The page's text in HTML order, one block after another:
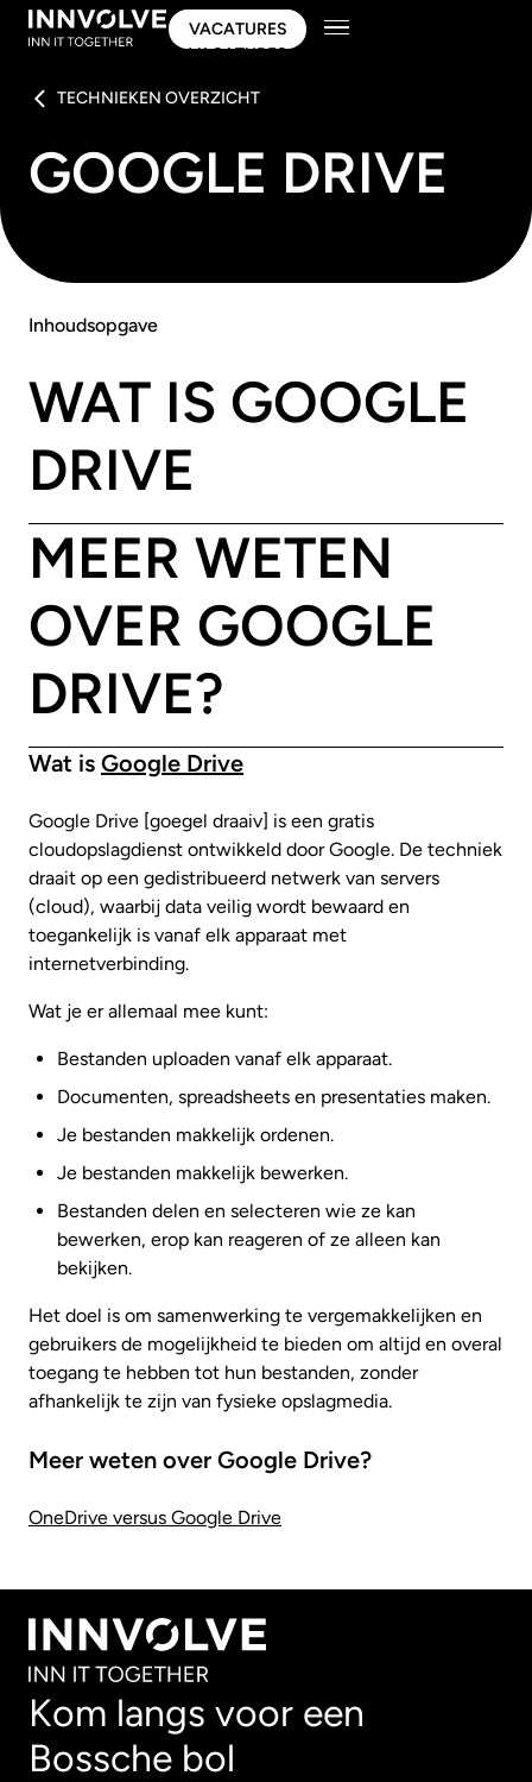
VACATURES
VACATURES
TECHNIEKEN OVERZICHT
GOOGLE DRIVE
Inhoudsopgave
WAT IS GOOGLE
DRIVE
MEER WETEN
OVER GOOGLE
DRIVE?
Wat is Google Drive
Google Drive [goegel draaiv] is een gratis
cloudopslagdienst ontwikkeld door Google. De techniek
draait op een gedistribueerd netwerk van servers
(cloud), waarbij data veilig wordt bewaard en
toegankelijk is vanaf elk apparaat met
internetverbinding.
Wat je er allemaal mee kunt:
Bestanden uploaden vanaf elk apparaat.
Documenten, spreadsheets en presentaties maken.
Je bestanden makkelijk ordenen.
Je bestanden makkelijk bewerken.
Bestanden delen en selecteren wie ze kan
bewerken, erop kan reageren of ze alleen kan
bekijken.
Het doel is om samenwerking te vergemakkelijken en
gebruikers de mogelijkheid te bieden om altijd en overal
toegang te hebben tot hun bestanden, zonder
afhankelijk te zijn van fysieke opslagmedia.
Meer weten over Google Drive?
OneDrive versus Google Drive
Kom langs voor een
Bossche bol